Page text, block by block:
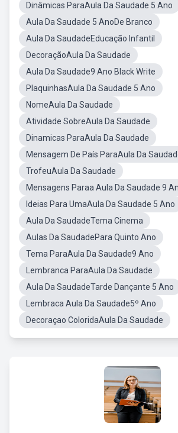
Dinâmicas ParaAula Da Saudade 5 Ano
Aula Da Saudade 5 AnoDe Branco
Aula Da SaudadeEducação Infantil
DecoraçãoAula Da Saudade
Aula Da Saudade9 Ano Black Write
PlaquinhasAula Da Saudade 5 Ano
NomeAula Da Saudade
Atividade SobreAula Da Saudade
Dinamicas ParaAula Da Saudade
Mensagem De País ParaAula Da
TrofeuAula Da Saudade
Mensagens Paraa Aula Da Saudade 9
Ideias Para UmaAula Da Saudade 5 Ano
Aula Da SaudadeTema Cinema
Aulas Da SaudadePara Quinto Ano
Tema ParaAula Da Saudade9 Ano
Lembranca ParaAula Da Saudade
Aula Da SaudadeTarde Dançante 5 Ano
Lembraca Aula Da Saudade5º Ano
Decoraçao ColoridaAula Da Saudade